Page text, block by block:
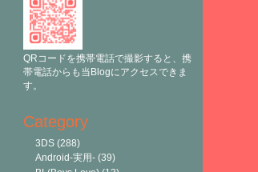
QRコードを携帯電話で撮影すると、携
帯電話からも当Blogにアクセスできま
す。
Category
3DS (288)
Android-実用- (39)